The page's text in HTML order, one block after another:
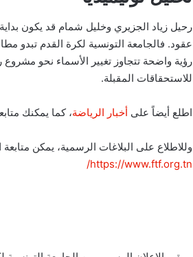
رحيل زياد الجزيري وخليل شمام قد يكون
عقود. فالجامعة التونسية لكرة القدم تبدو
رؤية واضحة تتجاوز تغيير الأسماء نحو
للاستحقاقات المقبلة.
اطلع أيضاً على أخبار الرياضة، كما يمكنك
وللاطلاع على البلاغات الرسمية، يمكن
https://www.ftf.org.tn/